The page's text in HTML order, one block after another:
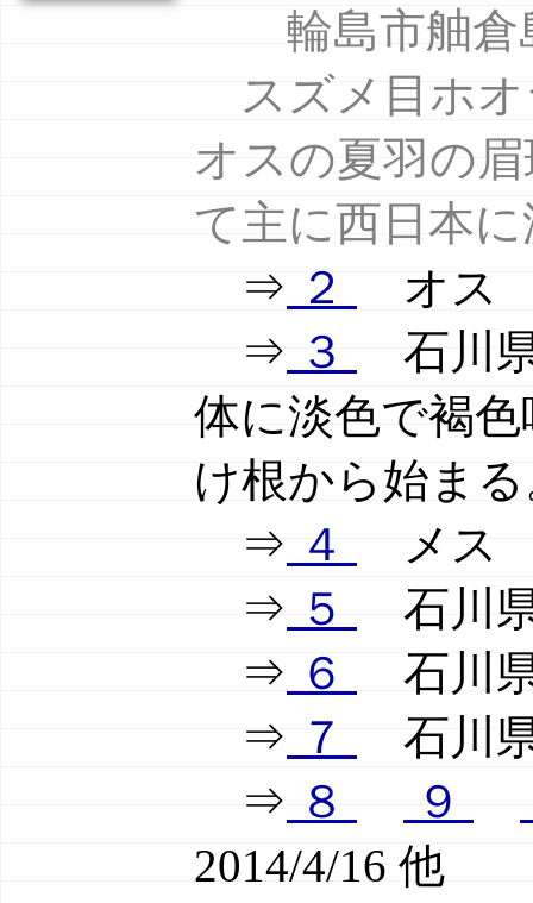
輪島市舳
スズメ目ホ
オスの夏羽の
て主に西日本
⇒２オス
⇒３石川
体に淡色で褐
け根から始ま
⇒４メス
⇒５石川
⇒ ６
石川
⇒７石川
⇒８ ９
2014/4/16 他